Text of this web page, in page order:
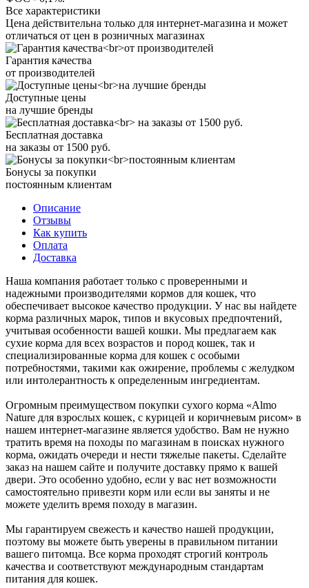
Все характеристики
Цена действительна только для интернет-магазина и может
отличаться от цен в розничных магазинах
Гарантия качества
от производителей
Доступные цены
на лучшие бренды
Бесплатная доставка
на заказы от 1500 руб.
Бонусы за покупки
постоянным клиентам
Описание
Отзывы
Как купить
Оплата
Доставка
Наша компания работает только с проверенными и
надежными производителями кормов для кошек, что
обеспечивает высокое качество продукции. У нас вы найдете
корма различных марок, типов и вкусовых предпочтений,
учитывая особенности вашей кошки. Мы предлагаем как
сухие корма для всех возрастов и пород кошек, так и
специализированные корма для кошек с особыми
потребностями, такими как ожирение, проблемы с желудком
или интолерантность к определенным ингредиентам.
Огромным преимуществом покупки сухого корма «Almo
Nature для взрослых кошек, с курицей и коричневым рисом» в
нашем интернет-магазине является удобство. Вам не нужно
тратить время на походы по магазинам в поисках нужного
корма, ожидать очереди и нести тяжелые пакеты. Сделайте
заказ на нашем сайте и получите доставку прямо к вашей
двери. Это особенно удобно, если у вас нет возможности
самостоятельно привезти корм или если вы заняты и не
можете уделить время походу в магазин.
Мы гарантируем свежесть и качество нашей продукции,
поэтому вы можете быть уверены в правильном питании
вашего питомца. Все корма проходят строгий контроль
качества и соответствуют международным стандартам
питания для кошек.